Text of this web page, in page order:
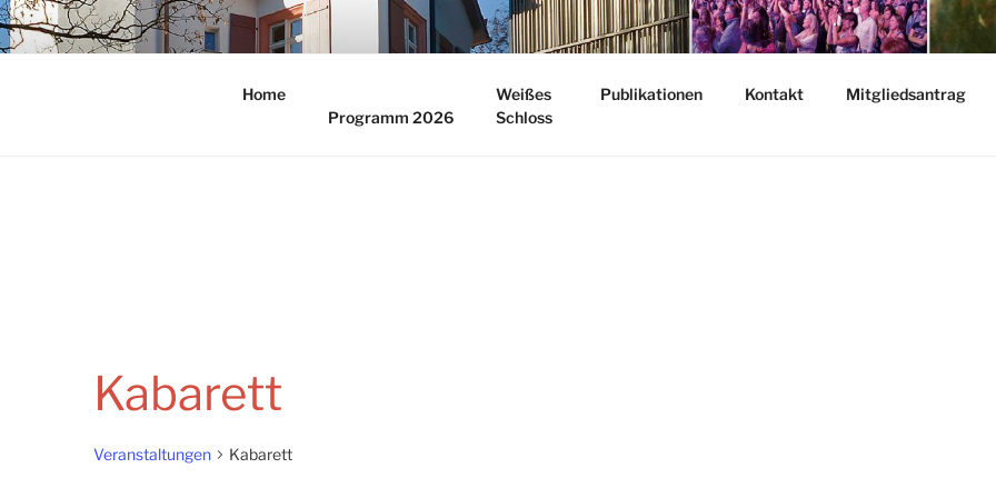
Zum
Inhalt
KULTURFREUNDE
Home
Programm 2026
Weißes
Schloss
Publikationen Kontakt Mitgliedsantrag
Kabarett
Veranstaltungen Kabarett